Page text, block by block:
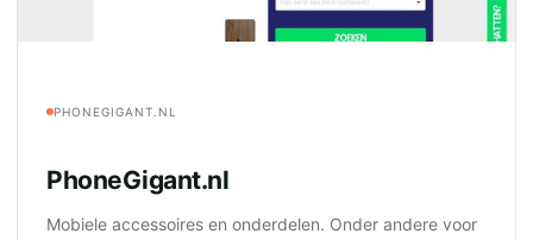
PHONEGIGANT.NL
PhoneGigant.nl
Mobiele accessoires en onderdelen. Onder andere voor